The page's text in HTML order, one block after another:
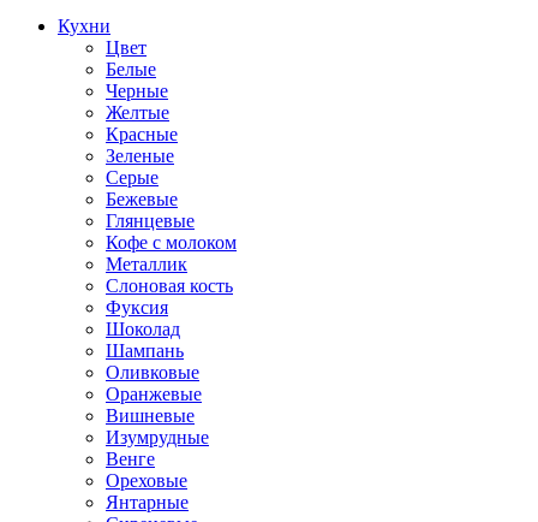
Кухни
Цвет
Белые
Черные
Желтые
Красные
Зеленые
Серые
Бежевые
Глянцевые
Кофе с молоком
Металлик
Слоновая кость
Фуксия
Шоколад
Шампань
Оливковые
Оранжевые
Вишневые
Изумрудные
Венге
Ореховые
Янтарные